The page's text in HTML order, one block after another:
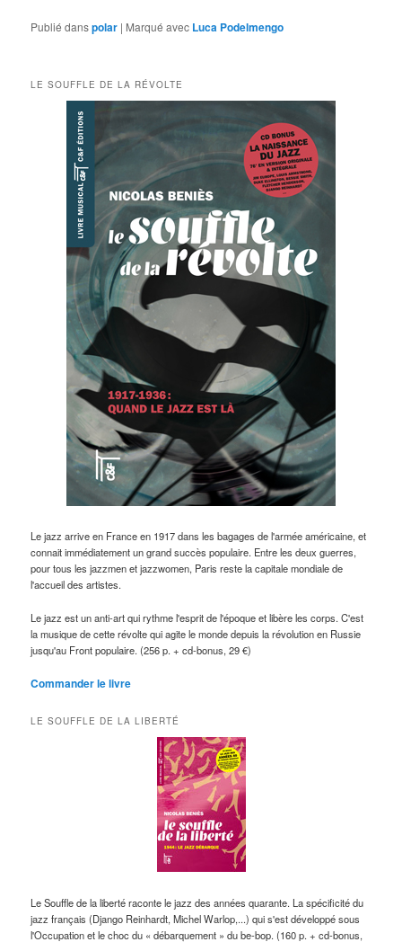
Publié danspolar | Marqué avec Luca Podelmengo
LE SOUFFLE DE LA RÉVOLTE
Le jazz arrive en France en 1917 dans les bagages de l'armée américaine, et
connait immédiatement un grand succès populaire. Entre les deux guerres,
pour tous les jazzmen et jazzwomen, Paris reste la capitale mondiale de
l'accueil des artistes.
Le jazz est un anti-art qui rythme l'esprit de l'époque et libère les corps. C'est
la musique de cette révolte qui agite le monde depuis la révolution en Russie
jusqu'au Front populaire. (256 p. + cd-bonus, 29 €)
Commander le livre
LE SOUFFLE DE LA LIBERTÉ
Le Souffle de la liberté raconte le jazz des années quarante. La spécificité du
jazz français (Django Reinhardt, Michel Warlop,...) qui s'est développé sous
l'Occupation et le choc du « débarquement » du be-bop. (160 p. + cd-bonus,